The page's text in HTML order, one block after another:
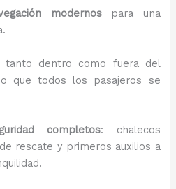
modernospara una
tanto dentro como fuera del
que todos los pasajeros se
completos: chalecos
rescate y primeros auxilios a